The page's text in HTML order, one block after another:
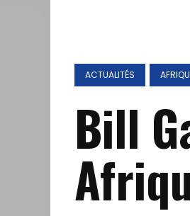
ACTUALITÉS
Bill